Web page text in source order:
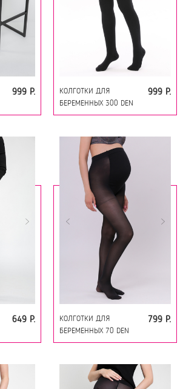
999 Р.
КОЛГОТКИ ДЛЯ
БЕРЕМЕННЫХ 300 DEN
18163 ЧЕРНЫЙ
999 Р.
649 Р.
КОЛГОТКИ ДЛЯ
БЕРЕМЕННЫХ 70 DEN
18141 ЧЕРНЫЙ
799 Р.